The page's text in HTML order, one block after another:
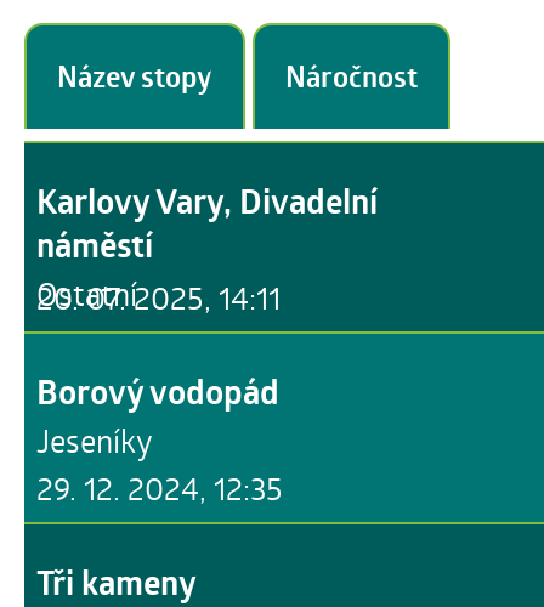
Název stopy Náročnost
20. 07. 2025, 14:11
Karlovy Vary, Divadelní
náměstí
Ostatní
29. 12. 2024, 12:35
Borový vodopád
Jeseníky
Tři kameny